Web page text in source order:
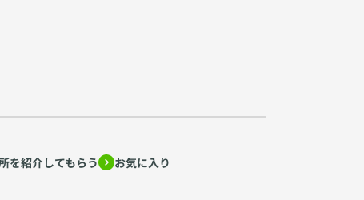
を紹介してもらう お気に入り